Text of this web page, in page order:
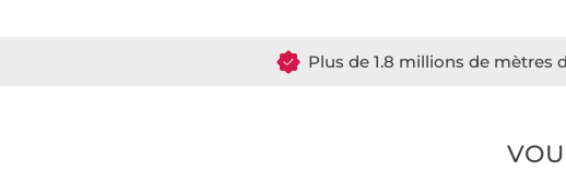
Plus de 1.8 millions de mètres